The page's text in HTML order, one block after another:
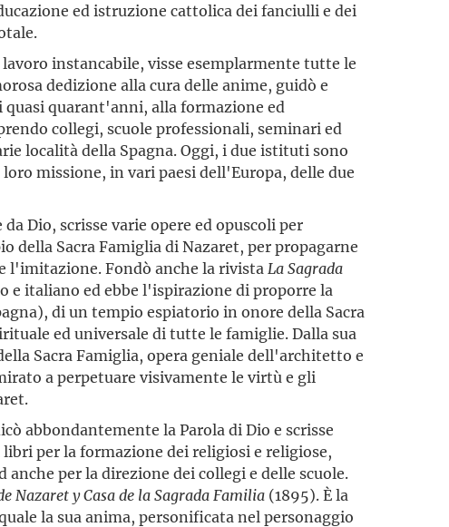
ed istruzione cattolica dei fanciulli e dei
instancabile, visse esemplarmente tutte le
dedizione alla cura delle anime, guidò e
quasi quarant'anni, alla formazione ed
collegi, scuole professionali, seminari ed
località della Spagna. Oggi, i due istituti sono
missione, in vari paesi dell'Europa, delle due
Dio, scrisse varie opere ed opuscoli per
della Sacra Famiglia di Nazaret, per propagarne
l'imitazione. Fondò anche la rivista La Sagrada
e italiano ed ebbe l'ispirazione di proporre la
di un tempio espiatorio in onore della Sacra
ed universale di tutte le famiglie. Dalla sua
Sacra Famiglia, opera geniale dell'architetto e
a perpetuare visivamente le virtù e gli
abbondantemente la Parola di Dio e scrisse
per la formazione dei religiosi e religiose,
per la direzione dei collegi e delle scuole.
Nazaret y Casa de la Sagrada Familia (1895). È la
la sua anima, personificata nel personaggio